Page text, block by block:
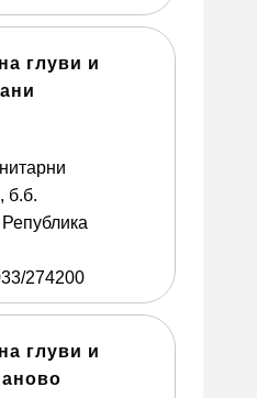
глуви и
б.б.
274200
глуви и